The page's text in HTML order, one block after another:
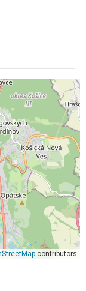
contributors